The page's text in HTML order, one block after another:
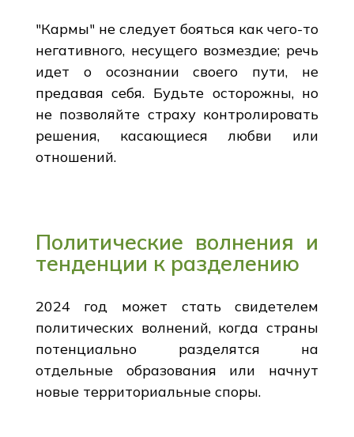
"Кармы" не следует бояться как чего-то
негативного, несущего возмездие; речь
идет о осознании своего пути, не
предавая себя. Будьте осторожны, но
не позволяйте страху контролировать
решения, касающиеся любви или
отношений.
Политические волнения и
тенденции к разделению
2024 год может стать свидетелем
политических волнений, когда страны
потенциально разделятся на
отдельные образования или начнут
новые территориальные споры.